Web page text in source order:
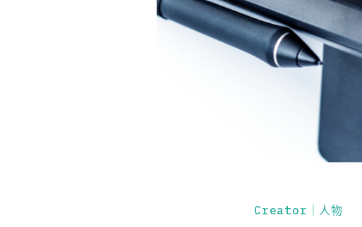
Creator｜人物